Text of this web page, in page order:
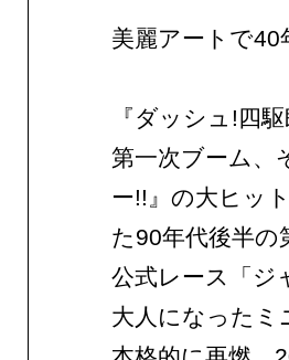
美麗アートで40
『ダッシュ!四
第一次ブーム、
ー!!』の大ヒッ
た90年代後半の
公式レース「ジ
大人になったミ